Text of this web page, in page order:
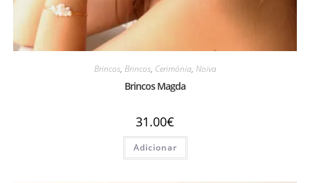
Brincos, Brincos, Cerimónia, Noiva
Brincos Magda
31.00€
Adicionar